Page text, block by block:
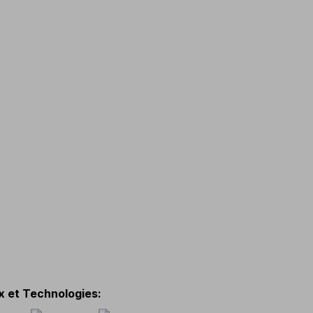
et Technologies: